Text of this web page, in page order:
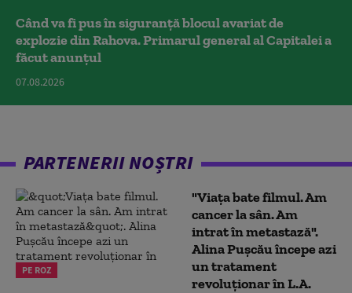
Când va fi pus în siguranță blocul avariat de
explozie din Rahova. Primarul general al Capitalei a
făcut anunțul
07.08.2026
PARTENERII NOȘTRI
PE ROZ
"Viața bate filmul. Am
cancer la sân. Am
intrat în metastază".
Alina Pușcău începe azi
un tratament
revoluționar în L.A.